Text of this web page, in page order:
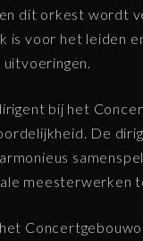
dit orkest wordt
is voor het leiden
bij het
De
meesterwerken